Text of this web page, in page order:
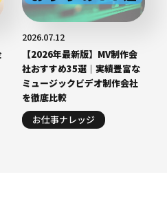
2026.07.12
【2026年最新版】MV制作会
社おすすめ35選｜実績豊富な
ミュージックビデオ制作会社
を徹底比較
お仕事ナレッジ